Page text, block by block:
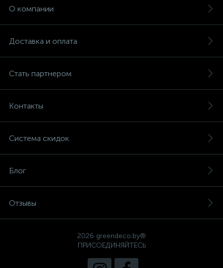
О компании
Доставка и оплата
Стать партнером
Контакты
Система скидок
Блог
Отзывы
2026 greendeco.by®
ПРИСОЕДИНЯЙТЕСЬ